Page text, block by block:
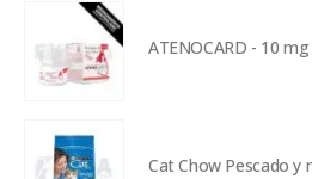
ATENOCARD - 10 mg
Cat Chow Pescado y